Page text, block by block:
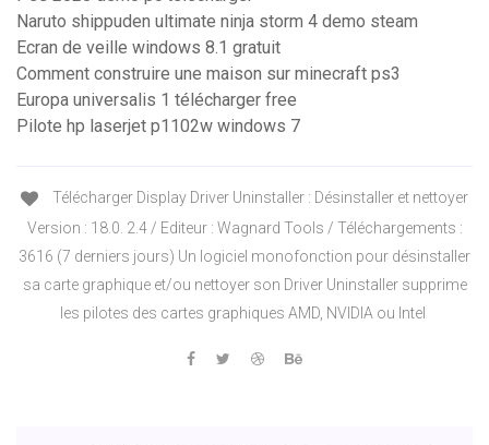
Naruto shippuden ultimate ninja storm 4 demo steam
Ecran de veille windows 8.1 gratuit
Comment construire une maison sur minecraft ps3
Europa universalis 1 télécharger free
Pilote hp laserjet p1102w windows 7
Télécharger Display Driver Uninstaller : Désinstaller et nettoyer
Version : 18.0. 2.4 / Editeur : Wagnard Tools / Téléchargements :
3616 (7 derniers jours) Un logiciel monofonction pour désinstaller
sa carte graphique et/ou nettoyer son Driver Uninstaller supprime
les pilotes des cartes graphiques AMD, NVIDIA ou Intel